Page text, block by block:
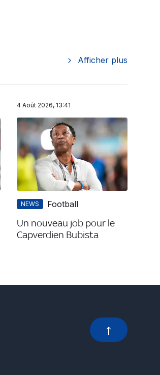
Afficher plus
4 Août 2026, 13:41
NEWS Football
Un nouveau job pour le
Capverdien Bubista